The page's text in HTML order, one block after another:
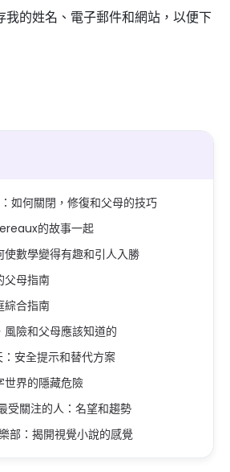
我的姓名、電子郵件和網站，以便下
如何關閉，修復和父母的技巧
的故事一起
使數學變得有趣和引人入勝
父母指南
綜合指南
險和父母應該知道的
安全提示和替代方案
世界的隱藏危險
受關注的人：名望和趨勢
部：揭開視覺小說的感覺